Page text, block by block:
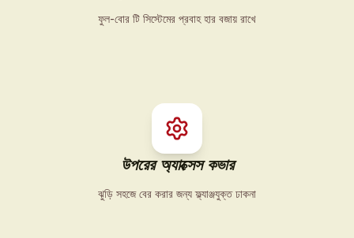
ফুল-বোর টি সিস্টেমের প্রবাহ হার বজায় রাখে
উপরের অ্যাক্সেস কভার
ঝুড়ি সহজে বের করার জন্য ফ্ল্যাঞ্জযুক্ত ঢাকনা